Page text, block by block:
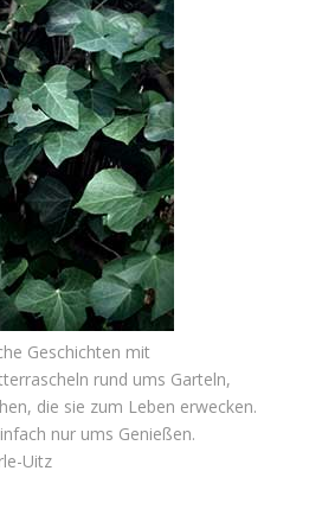
Geschichten mit
rund ums Garteln,
die sie zum Leben erwecken.
nur ums Genießen.
Uitz